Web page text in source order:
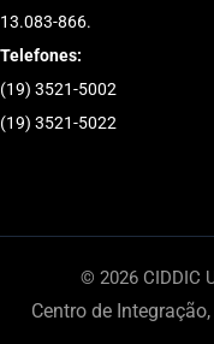
13.083-866.
Telefones:
(19) 3521-5002
(19) 3521-5022
© 2026 CIDDIC
Centro de